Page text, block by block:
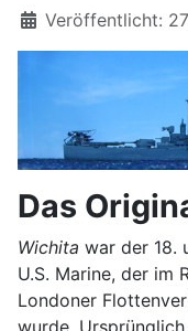
Details
Veröffentlicht:
Das
Wichita war der 18.
U.S. Marine, der im
Londoner